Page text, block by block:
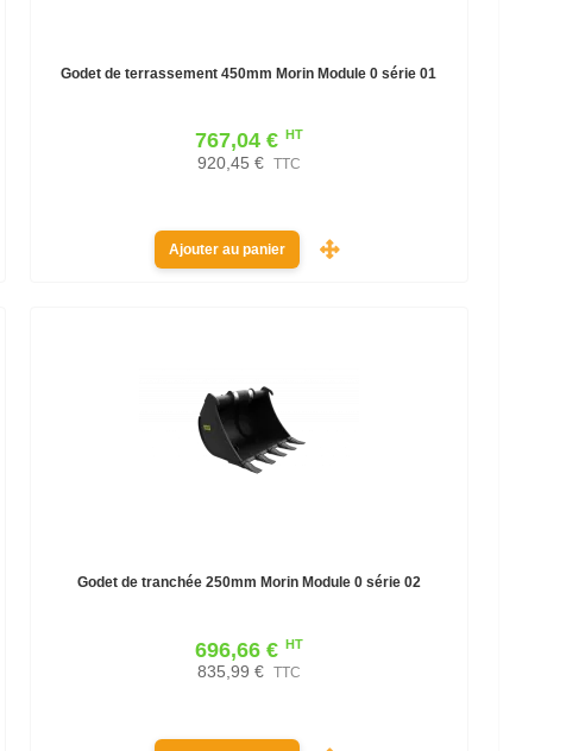
Godet de terrassement 450mm Morin Module 0 série 01
767,04 € HT
920,45 € TTC
Ajouter au panier
Godet de tranchée 250mm Morin Module 0 série 02
696,66 € HT
835,99 € TTC